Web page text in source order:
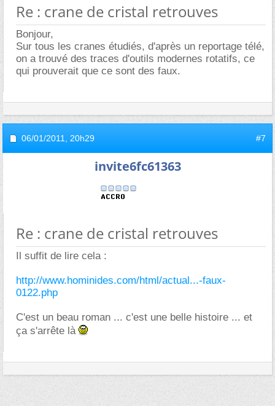
Re : crane de cristal retrouves
Bonjour,
Sur tous les cranes étudiés, d'après un reportage télé,
on a trouvé des traces d'outils modernes rotatifs, ce
qui prouverait que ce sont des faux.
06/01/2011, 20h29 #7
invite6fc61363
Re : crane de cristal retrouves
Il suffit de lire cela :
http://www.hominides.com/html/actual...-faux-
0122.php
C'est un beau roman ... c'est une belle histoire ... et
ça s'arrête là